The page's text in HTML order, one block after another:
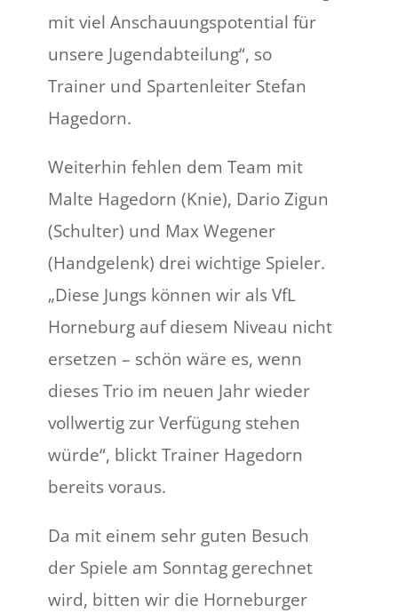
mit viel Anschauungspotential für
unsere Jugendabteilung“, so
Trainer und Spartenleiter Stefan
Hagedorn.
Weiterhin fehlen dem Team mit
Malte Hagedorn (Knie), Dario Zigun
(Schulter) und Max Wegener
(Handgelenk) drei wichtige Spieler.
„Diese Jungs können wir als VfL
Horneburg auf diesem Niveau nicht
ersetzen – schön wäre es, wenn
dieses Trio im neuen Jahr wieder
vollwertig zur Verfügung stehen
würde“, blickt Trainer Hagedorn
bereits voraus.
Da mit einem sehr guten Besuch
der Spiele am Sonntag gerechnet
wird, bitten wir die Horneburger